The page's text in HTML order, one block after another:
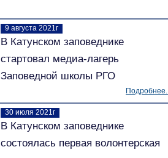
9 августа 2021г
В Катунском заповеднике
стартовал медиа-лагерь
Заповедной школы РГО
30 июля 2021г
В Катунском заповеднике
состоялась первая волонтерская